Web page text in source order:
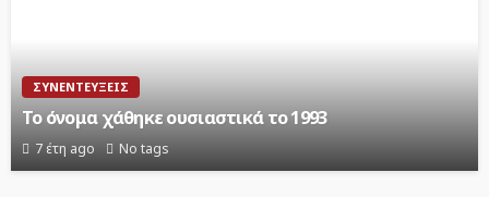
ΣΥΝΕΝΤΕΎΞΕΙΣ
Το όνομα χάθηκε ουσιαστικά το 1993
7 έτη ago No tags